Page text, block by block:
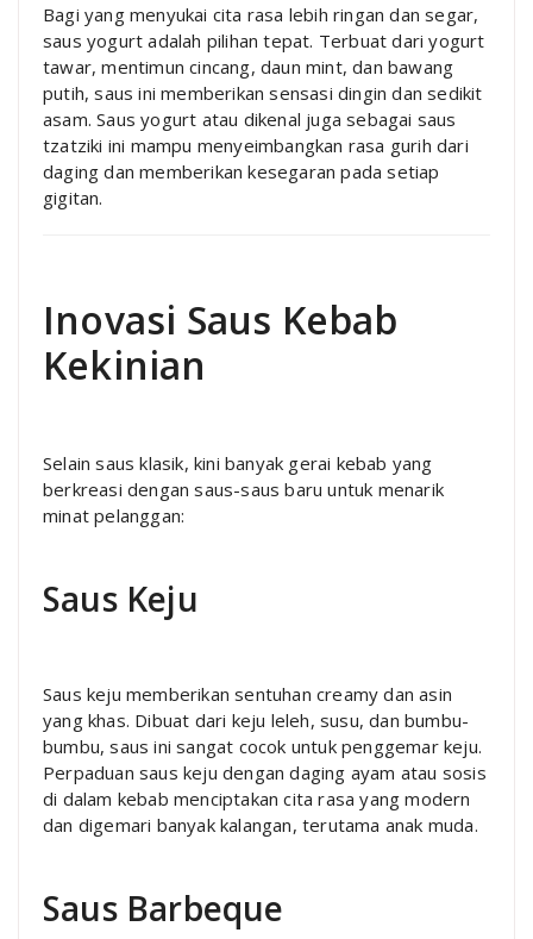
Bagi yang menyukai cita rasa lebih ringan dan segar,
saus yogurt adalah pilihan tepat. Terbuat dari yogurt
tawar, mentimun cincang, daun mint, dan bawang
putih, saus ini memberikan sensasi dingin dan sedikit
asam. Saus yogurt atau dikenal juga sebagai saus
tzatziki ini mampu menyeimbangkan rasa gurih dari
daging dan memberikan kesegaran pada setiap
gigitan.
Inovasi Saus Kebab
Kekinian
Selain saus klasik, kini banyak gerai kebab yang
berkreasi dengan saus-saus baru untuk menarik
minat pelanggan:
Saus Keju
Saus keju memberikan sentuhan creamy dan asin
yang khas. Dibuat dari keju leleh, susu, dan bumbu-
bumbu, saus ini sangat cocok untuk penggemar keju.
Perpaduan saus keju dengan daging ayam atau sosis
di dalam kebab menciptakan cita rasa yang modern
dan digemari banyak kalangan, terutama anak muda.
Saus Barbeque